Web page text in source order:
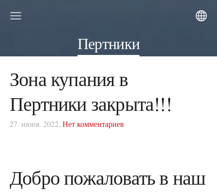
Пертники
Зона купания в
Пертники закрыта!!!
27. июня. 2022, Нет комментариев
Добро пожаловать в наш